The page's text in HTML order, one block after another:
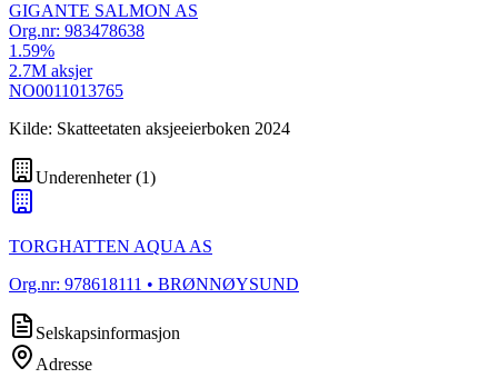
GIGANTE SALMON AS
Org.nr: 983478638
1.59%
2.7M aksjer
NO0011013765
Kilde: Skatteetaten aksjeeierboken 2024
Underenheter(1)
TORGHATTEN AQUA AS
Org.nr: 978618111 • BRØNNØYSUND
Selskapsinformasjon
Adresse